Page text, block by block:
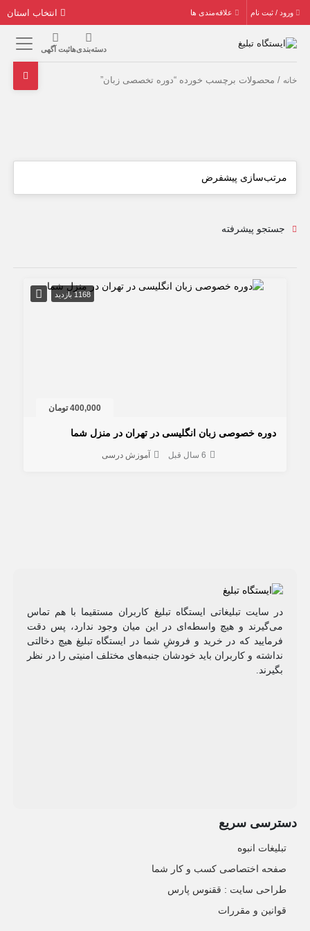
ورود / ثبت نام علاقه‌مندی ها
دسته‌بندی‌هاثبت آگهی
خانه / محصولات برچسب خورده “دوره تخصصی زبان”
جستجو پیشرفته
1168 بازدید
400,000 تومان
دوره خصوصی زبان انگلیسی در تهران در منزل شما
6 سال قبل آموزش درسی
در سایت تبلیغاتی ایستگاه تبلیغ کاربران مستقیما با هم تماس
می‌گیرند و هیچ واسطه‌ای در این میان وجود ندارد، پس دقت
فرمایید که در خرید و فروشِ شما در ایستگاه تبلیغ هیچ دخالتی
نداشته و کاربران باید خودشان جنبه‌های مختلف امنیتی را در نظر
بگیرند.
دسترسی سریع
تبلیغات انبوه
صفحه اختصاصی کسب و کار شما
طراحی سایت :‌ ققنوس پارس
قوانین و مقررات